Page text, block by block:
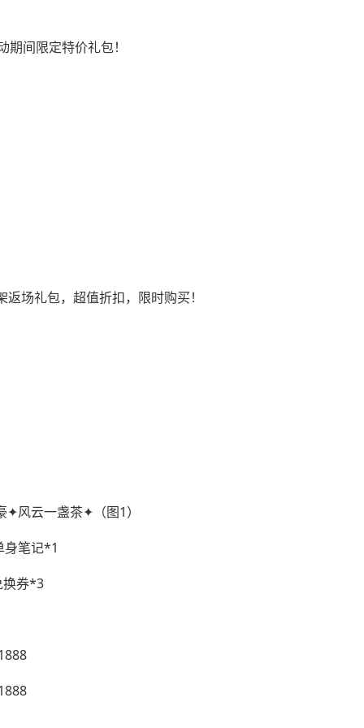
间限定特价礼包！
场礼包，超值折扣，限时购买！
身笔记*1
换券*3